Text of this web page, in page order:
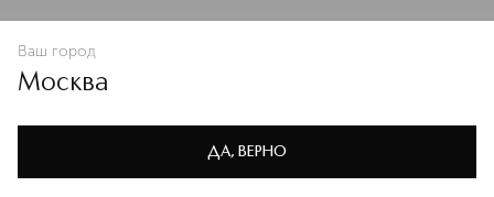
Политике конфиденциальности
В КОРЗИНУ
Ваш город
Москва
ДА, ВЕРНО